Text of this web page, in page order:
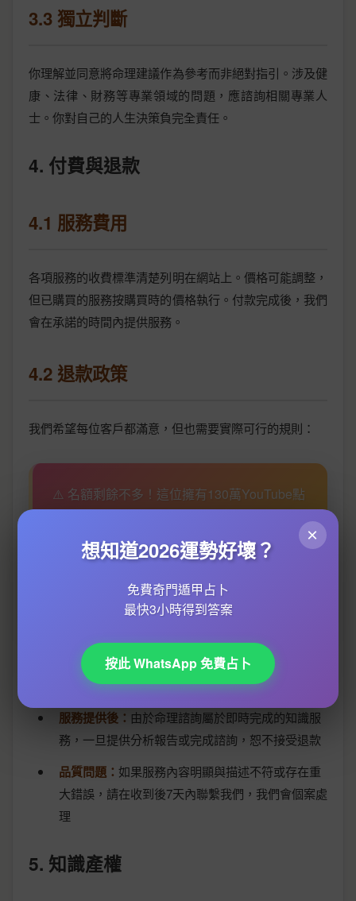
3.3 獨立判斷
你理解並同意將命理建議作為參考而非絕對指引。涉及健
康、法律、財務等專業領域的問題，應諮詢相關專業人
士。你對自己的人生決策負完全責任。
4. 付費與退款
4.1 服務費用
各項服務的收費標準清楚列明在網站上。價格可能調整，
但已購買的服務按購買時的價格執行。付款完成後，我們
會在承諾的時間內提供服務。
4.2 退款政策
我們希望每位客戶都滿意，但也需要實際可行的規則：
⚠️ 名額剩餘不多！這位擁有130萬YouTube點
務。14天內覺得不準？全額退款。
把握最後機會預約 →
服務提供前：如因我們的原因無法提供服務，全額
服務提供後： 由於命理諮詢屬於即時完成的知識服
務，一旦提供分析報告或完成諮詢，恕不接受退款
品質問題： 如果服務內容明顯與描述不符或存在重
大錯誤，請在收到後7天內聯繫我們，我們會個案處
理
5. 知識產權
×
想知道2026運勢好壞？
免費奇門遁甲占卜
最快3小時得到答案
按此 WhatsApp 免費占卜